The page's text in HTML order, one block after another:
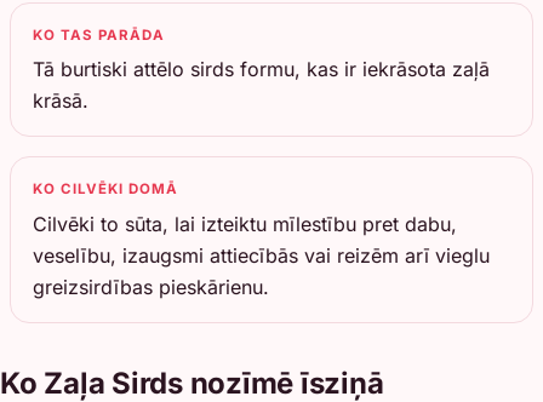
KO TAS PARĀDA
Tā burtiski attēlo sirds formu, kas ir iekrāsota zaļā
krāsā.
KO CILVĒKI DOMĀ
Cilvēki to sūta, lai izteiktu mīlestību pret dabu,
veselību, izaugsmi attiecībās vai reizēm arī vieglu
greizsirdības pieskārienu.
Ko Zaļa Sirds nozīmē īsziņā